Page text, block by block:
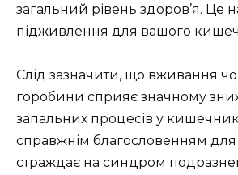
загальний рівень здоров’я. Це
підживлення для вашого
Слід зазначити, що вживання
горобини сприяє значному
запальних процесів у
справжнім благословенням для
страждає на синдром